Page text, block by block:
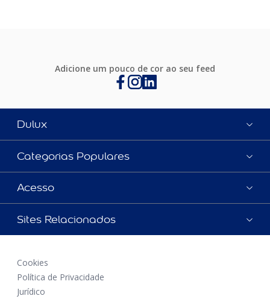
Adicione um pouco de cor ao seu feed
Dulux
Categorias Populares
Acesso
Sites Relacionados
Cookies
Política de Privacidade
Jurídico